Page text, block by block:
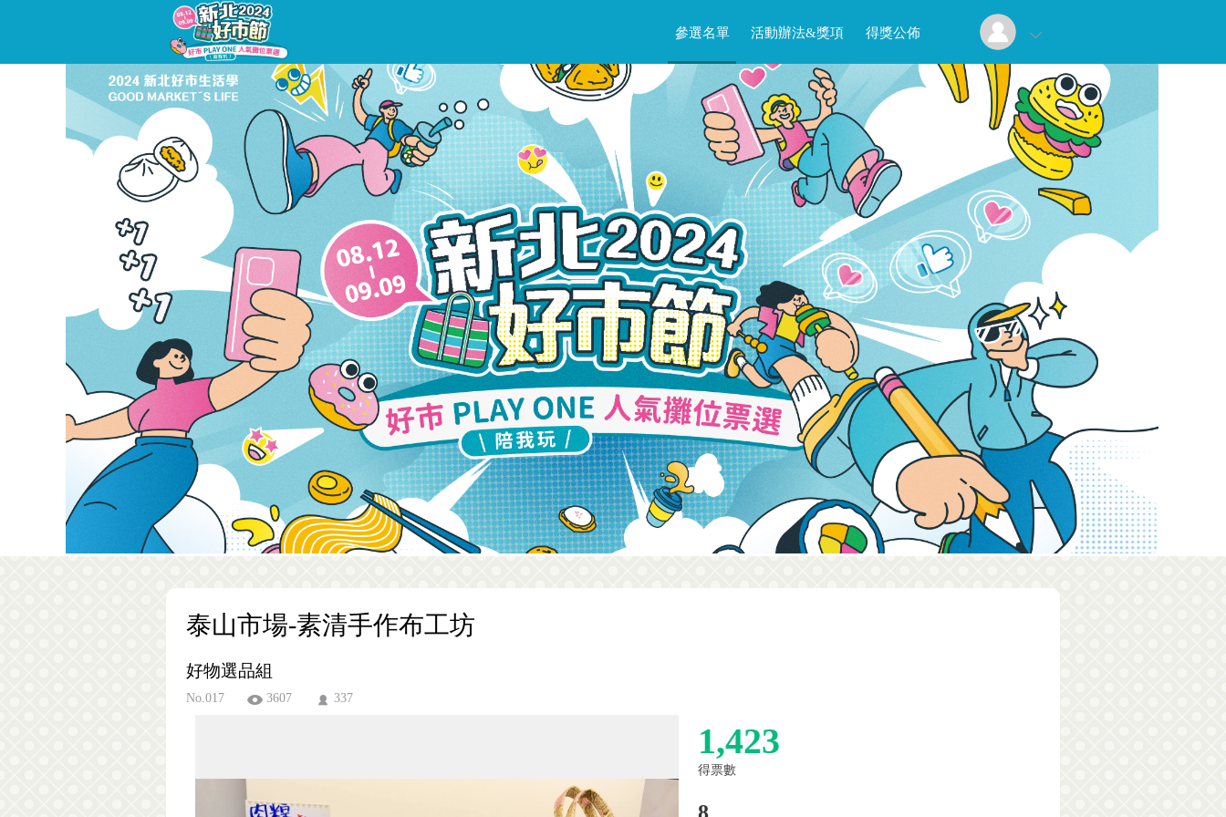
參選名單 活動辦法&獎項 得獎公佈
泰山市場-素清手作布工坊
好物選品組
No.017 3607 337
1,423
得票數